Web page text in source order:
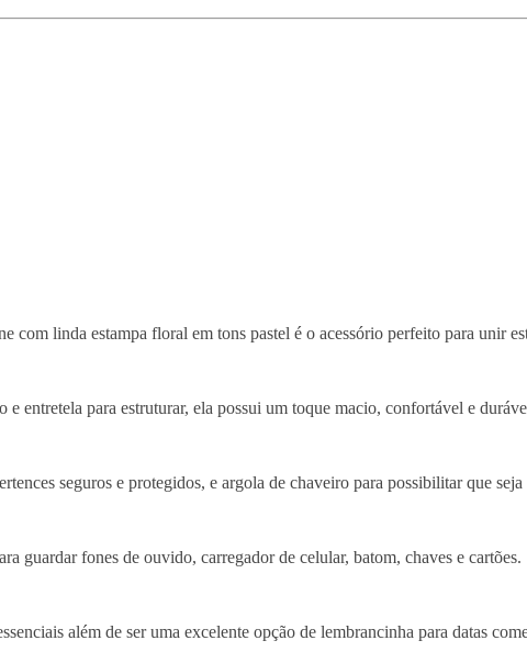
com linda estampa floral em tons pastel é o acessório perfeito para unir
entretela para estruturar, ela possui um toque macio, confortável e
seguros e protegidos, e argola de chaveiro para possibilitar que
guardar fones de ouvido, carregador de celular, batom, chaves e cartões.
além de ser uma excelente opção de lembrancinha para datas